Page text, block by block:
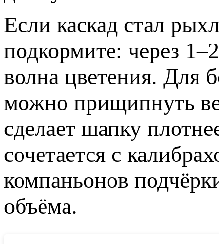
Если каскад стал
подкормите: через
волна цветения. Для
можно прищипнуть
сделает шапку
сочетается с
компаньонов
объёма.